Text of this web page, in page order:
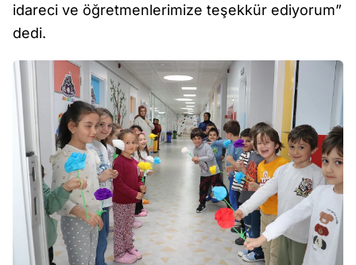
idareci ve öğretmenlerimize teşekkür ediyorum”
dedi.